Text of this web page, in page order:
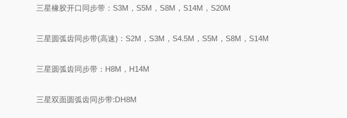
三星橡胶开口同步带： S3M，S5M，S8M，S14M，S20M
三星圆弧齿同步带(高速)：S2M，S3M，S4.5M，S5M，S8M，S14M
三星圆弧齿同步带： H8M，H14M
三星双面圆弧齿同步带:DH8M